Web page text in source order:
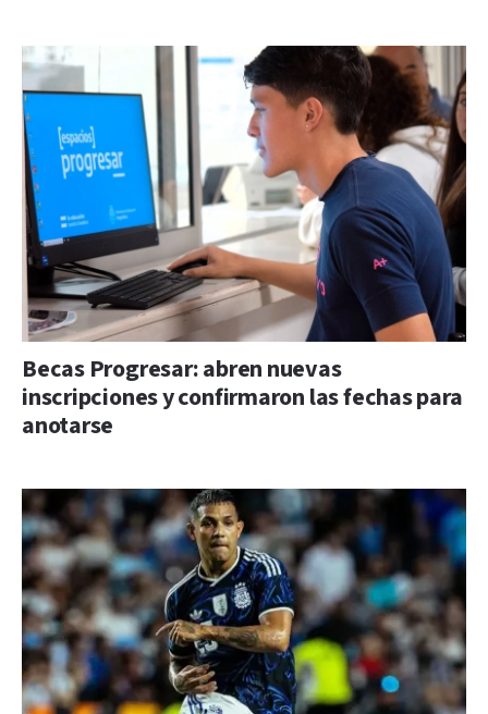
Becas Progresar: abren nuevas
inscripciones y confirmaron las fechas para
anotarse